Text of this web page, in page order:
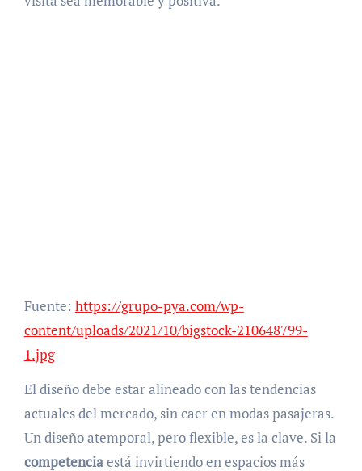
Fuente: https://grupo-pya.com/wp-
content/uploads/2021/10/bigstock-210648799-
1.jpg
El diseño debe estar alineado con las tendencias
actuales del mercado, sin caer en modas pasajeras.
Un diseño atemporal, pero flexible, es la clave. Si la
competenciaestá invirtiendo en espacios más